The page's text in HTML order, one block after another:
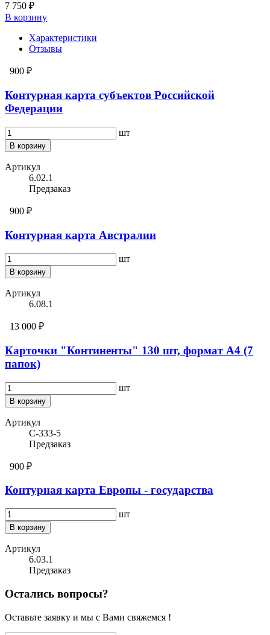
7 750 ₽
В корзину
Характеристики
Отзывы
900 ₽
Контурная карта субъектов Российской
Федерации
шт
В корзину
Артикул
6.02.1
Предзаказ
900 ₽
Контурная карта Австралии
шт
В корзину
Артикул
6.08.1
13 000 ₽
Карточки "Континенты" 130 шт, формат А4 (7
папок)
шт
В корзину
Артикул
С-333-5
Предзаказ
900 ₽
Контурная карта Европы - государства
шт
В корзину
Артикул
6.03.1
Предзаказ
Остались вопросы?
Оставьте заявку и мы с Вами свяжемся !